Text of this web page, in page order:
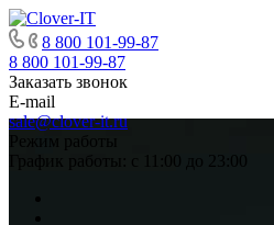
8 800 101-99-87
8 800 101-99-87
Заказать звонок
E-mail
sale@clover-it.ru